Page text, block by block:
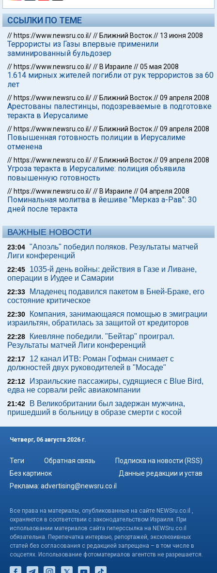
ССЫЛКИ ПО ТЕМЕ
// https://www.newsru.co.il/// Ближний Восток// 13 июня 2008
Террористы из Газы впервые применили
заминированный бульдозер
// https://www.newsru.co.il/// В Израиле //05 мая 2008
1.614 мирных жителей погибли от рук террористов за 60
лет
// https://www.newsru.co.il/// Ближний Восток//09 апреля 2008
Арестованы палестинцы, подозреваемые в подготовке
теракта в Иерусалиме
// https://www.newsru.co.il/// Ближний Восток//09 апреля 2008
Повышенная готовность полиции в Иерусалиме
отменена
// https://www.newsru.co.il/// Ближний Восток//09 апреля 2008
Угроза теракта в Иерусалиме: полиция объявила
повышенную готовность
// https://www.newsru.co.il/// В Израиле //04 апреля 2008
Поминальная молитва в йешиве "Мерказ а-Рав": 30
дней после теракта
В Буковеле началась эпидемия: десятки туристов
госпитализированы